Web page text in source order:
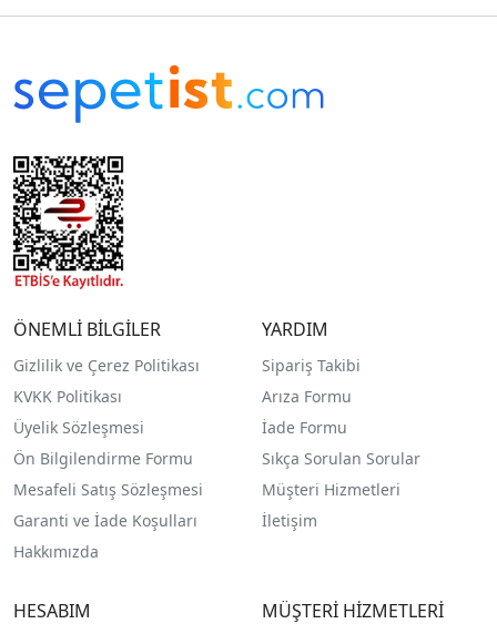
ÖNEMLİ BİLGİLER
Gizlilik ve Çerez Politikası
KVKK Politikası
Üyelik Sözleşmesi
Ön Bilgilendirme Formu
Mesafeli Satış Sözleşmesi
Garanti ve İade Koşulları
Hakkımızda
YARDIM
Sipariş Takibi
Arıza Formu
İade Formu
Sıkça Sorulan Sorular
Müşteri Hizmetleri
İletişim
HESABIM MÜŞTERİ HİZMETLERİ